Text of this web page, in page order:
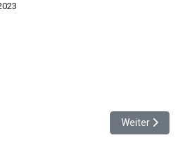
Fremdenverkehrsamt wählt
Nächster
Weiter